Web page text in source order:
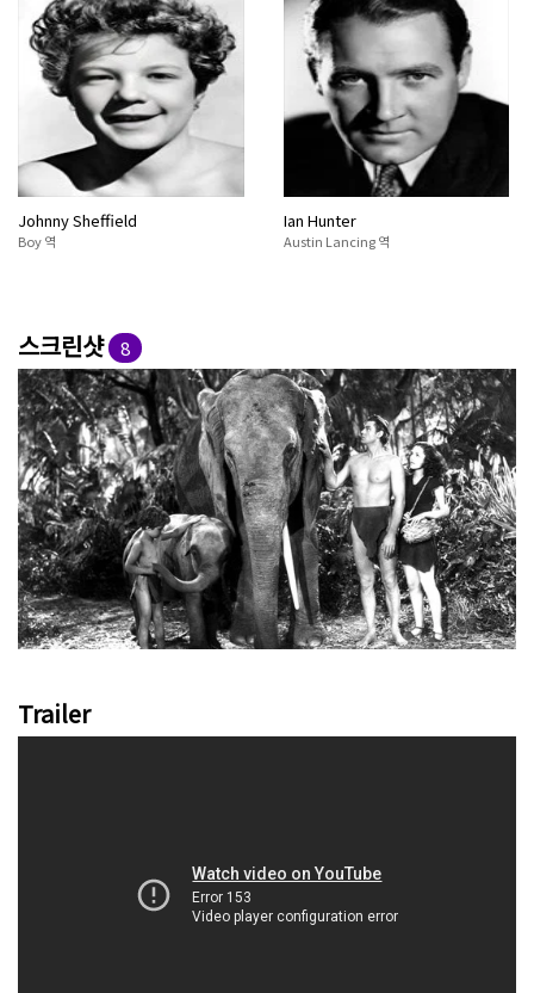
Johnny Sheffield
Boy 역
Ian Hunter
Austin Lancing 역
스크린샷 8
Trailer